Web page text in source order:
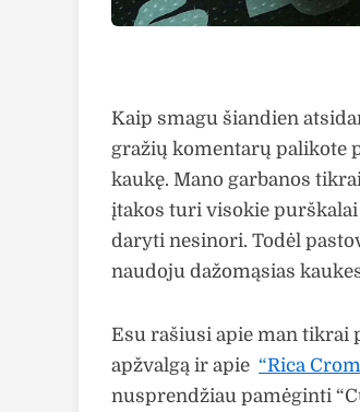
Kaip smagu šiandien
gražių komentarų palikote
kaukę. Mano garbanos
įtakos turi visokie purškalai
daryti nesinori. Todėl
naudoju dažomąsias
Esu rašiusi apie man tikrai
apžvalgą ir apie “Rica
nusprendžiau pamėginti